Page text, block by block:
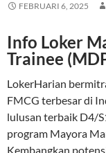
FEBRUARI 6, 2025
Info Loker
Trainee
LokerHarian
FMCG terbesar di
lulusan terbaik D4/
program Mayora
Kembangkan